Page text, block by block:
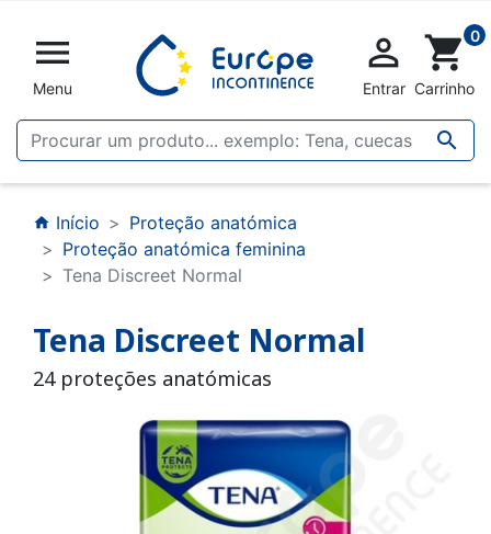

Menu


Entrar
shopping_cart 0
Carrinho
home Início
Proteção anatómica
Proteção anatómica feminina
Tena Discreet Normal
Tena Discreet Normal
24 proteções anatómicas